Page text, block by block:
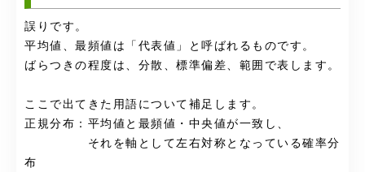
誤りです。
平均値、最頻値は「代表値」と呼ばれるものです。
ばらつきの程度は、分散、標準偏差、範囲で表します。
ここで出てきた用語について補足します。
正規分布：平均値と最頻値・中央値が一致し、
それを軸として左右対称となっている確率分
布